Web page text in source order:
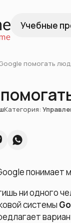
Учебные
помогать
Категория:
понимает
ни одного
системы Go